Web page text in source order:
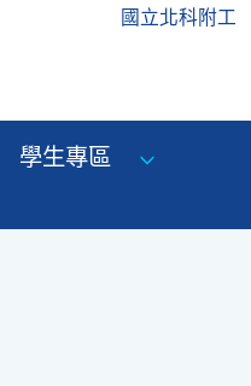
國立北科附工
學生專區